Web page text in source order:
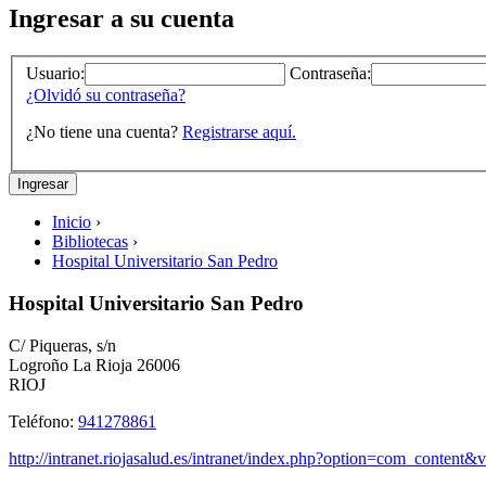
Ingresar a su cuenta
Usuario:
Contraseña:
¿Olvidó su contraseña?
¿No tiene una cuenta? Registrarse aquí.
Inicio ›
Bibliotecas ›
Hospital Universitario San Pedro
Hospital Universitario San Pedro
C/ Piqueras, s/n
Logroño La Rioja 26006
RIOJ
Teléfono: 941278861
http://intranet.riojasalud.es/intranet/